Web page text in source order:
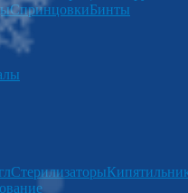
СпринцовкиБинты
Стерилизаторы